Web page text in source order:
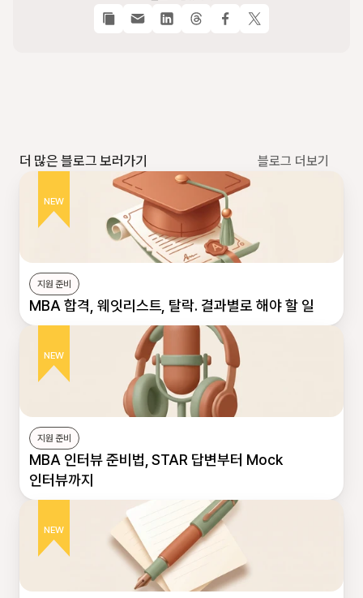
더 많은 블로그 보러가기 블로그 더보기
NEW
지원 준비
MBA 합격, 웨잇리스트, 탈락. 결과별로 해야 할 일
NEW
지원 준비
MBA 인터뷰 준비법, STAR 답변부터 Mock
인터뷰까지
NEW